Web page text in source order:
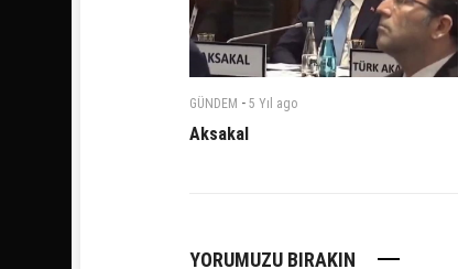
GÜNDEM -5 Yıl ago
Aksakal
YORUMUZU BIRAKIN